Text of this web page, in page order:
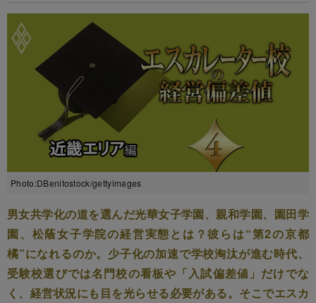
Photo:DBenitostock/gettyimages
男女共学化の道を選んだ光華女子学園、親和学園、園田学
園、松蔭女子学院の経営実態とは？彼らは“第2の京都
橘”になれるのか。少子化の加速で学校淘汰が進む時代、
受験校選びでは名門校の看板や「入試偏差値」だけでな
く、経営状況にも目を光らせる必要がある。そこでエスカ